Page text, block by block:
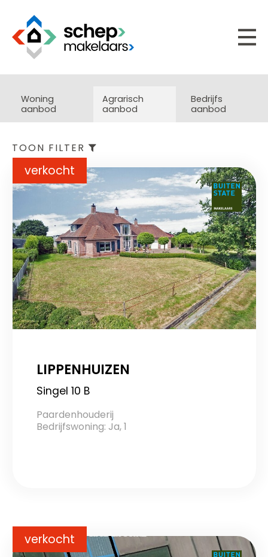
Woning
aanbod
Agrarisch
aanbod
Bedrijfs
aanbod
TOON FILTER
verkocht
LIPPENHUIZEN
Singel 10 B
Paardenhouderij
Bedrijfswoning: Ja, 1
verkocht